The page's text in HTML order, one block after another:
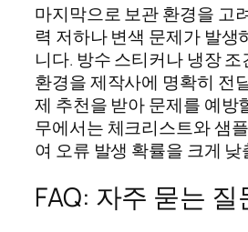
마지막으로 보관 환경을 고
력 저하나 변색 문제가 발생
니다. 방수 스티커나 냉장
환경을 제작사에 명확히 전
제 추천을 받아 문제를 예방
무에서는 체크리스트와 샘
여 오류 발생 확률을 크게
FAQ: 자주 묻는 질